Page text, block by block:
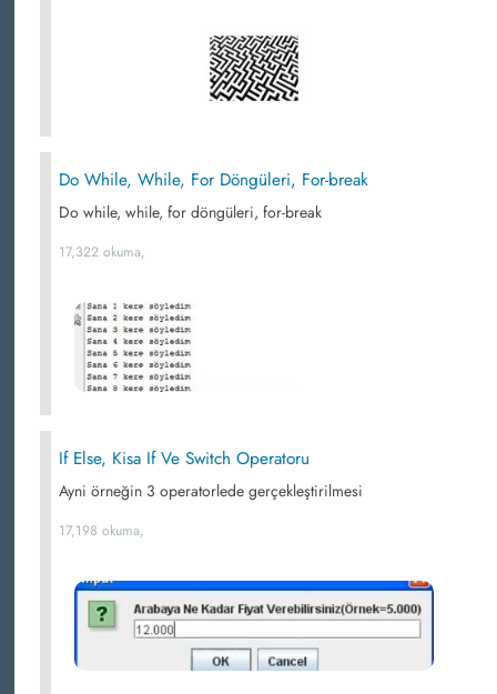
Do While, While, For Döngüleri, For-break
Do while, while, for döngüleri, for-break
17,322 okuma,
If Else, Kisa If Ve Switch Operatoru
Ayni örneğin 3 operatorlede gerçekleştirilmesi
17,198 okuma,